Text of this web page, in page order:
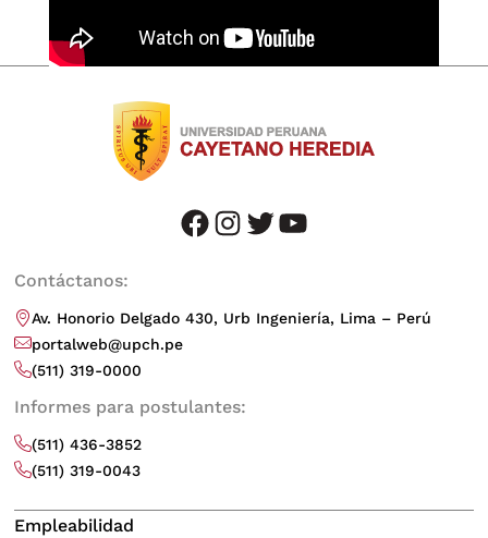
facebook instagram twitter youtube
Contáctanos:
Av. Honorio Delgado 430, Urb Ingeniería, Lima – Perú
portalweb@upch.pe
(511) 319-0000
Informes para postulantes:
(511) 436-3852
(511) 319-0043
Empleabilidad